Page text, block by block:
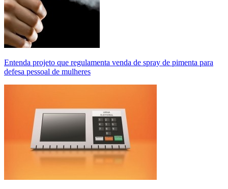
Entenda projeto que regulamenta venda de spray de pimenta para
defesa pessoal de mulheres